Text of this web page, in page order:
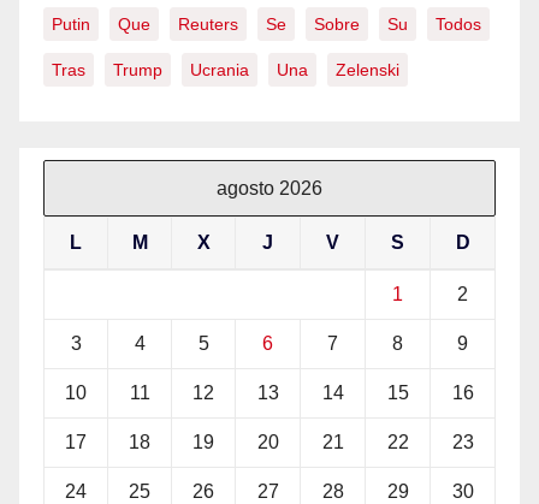
Putin Que Reuters Se Sobre Su Todos
Tras Trump Ucrania Una Zelenski
agosto 2026
L M X J V S D
1 2
3 4 5 6 7 8 9
10 11 12 13 14 15 16
17 18 19 20 21 22 23
24 25 26 27 28 29 30